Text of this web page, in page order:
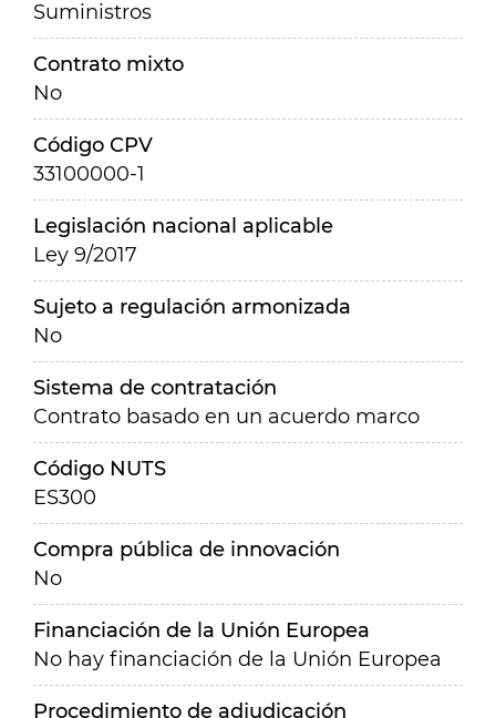
Suministros
Contrato mixto
No
Código CPV
33100000-1
Legislación nacional aplicable
Ley 9/2017
Sujeto a regulación armonizada
No
Sistema de contratación
Contrato basado en un acuerdo marco
Código NUTS
ES300
Compra pública de innovación
No
Financiación de la Unión Europea
No hay financiación de la Unión Europea
Procedimiento de adjudicación